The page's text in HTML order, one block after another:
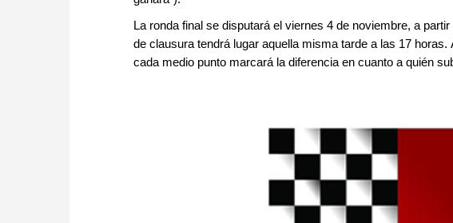
La ronda final se disputará el viernes 4 de noviembre, a
de clausura tendrá lugar aquella misma tarde a las 17
cada medio punto marcará la diferencia en cuanto a quién